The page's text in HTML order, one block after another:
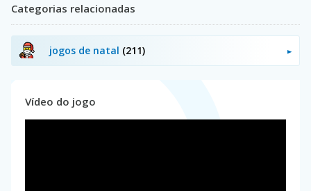
Categorias relacionadas
jogos de natal (211)
Vídeo do jogo